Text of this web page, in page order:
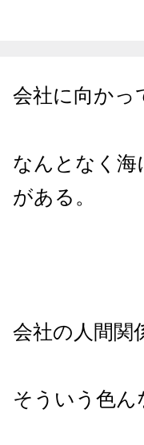
会社に向かっ
なんとなく
がある。
会社の人間関
そういう色